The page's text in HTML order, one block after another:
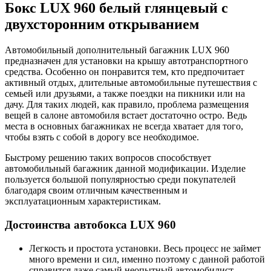
Бокс LUX 960 белый глянцевый с
двухсторонним открыванием
Автомобильный дополнительный багажник LUX 960
предназначен для установки на крышу автотранспортного
средства. Особенно он понравится тем, кто предпочитает
активный отдых, длительные автомобильные путешествия с
семьей или друзьями, а также поездки на пикники или на
дачу. Для таких людей, как правило, проблема размещения
вещей в салоне автомобиля встает достаточно остро. Ведь
места в основных багажниках не всегда хватает для того,
чтобы взять с собой в дорогу все необходимое.
Быстрому решению таких вопросов способствует
автомобильный багажник данной модификации. Изделие
пользуется большой популярностью среди покупателей
благодаря своим отличным качественным и
эксплуатационным характеристикам.
Достоинства автобокса LUX 960
Легкость и простота установки. Весь процесс не займет
много времени и сил, именно поэтому с данной работой